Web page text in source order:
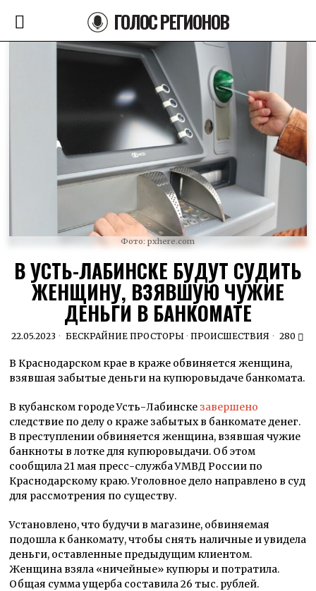
ГОЛОС РЕГИОНОВ
Фото: pxhere.com
В УСТЬ-ЛАБИНСКЕ БУДУТ СУДИТЬ
ЖЕНЩИНУ, ВЗЯВШУЮ ЧУЖИЕ
ДЕНЬГИ В БАНКОМАТЕ
22.05.2023 БЕСКРАЙНИЕ ПРОСТОРЫ · ПРОИСШЕСТВИЯ 280
В Краснодарском крае в краже обвиняется женщина,
взявшая забытые деньги на купюровыдаче банкомата.
В кубанском городе Усть-Лабинске завершено
следствие по делу о краже забытых в банкомате денег.
В преступлении обвиняется женщина, взявшая чужие
банкноты в лотке для купюровыдачи. Об этом
сообщила 21 мая пресс-служба УМВД России по
Краснодарскому краю. Уголовное дело направлено в суд
для рассмотрения по существу.
Установлено, что будучи в магазине, обвиняемая
подошла к банкомату, чтобы снять наличные и увидела
деньги, оставленные предыдущим клиентом.
Женщина взяла «ничейные» купюры и потратила.
Общая сумма ущерба составила 26 тыс. рублей.